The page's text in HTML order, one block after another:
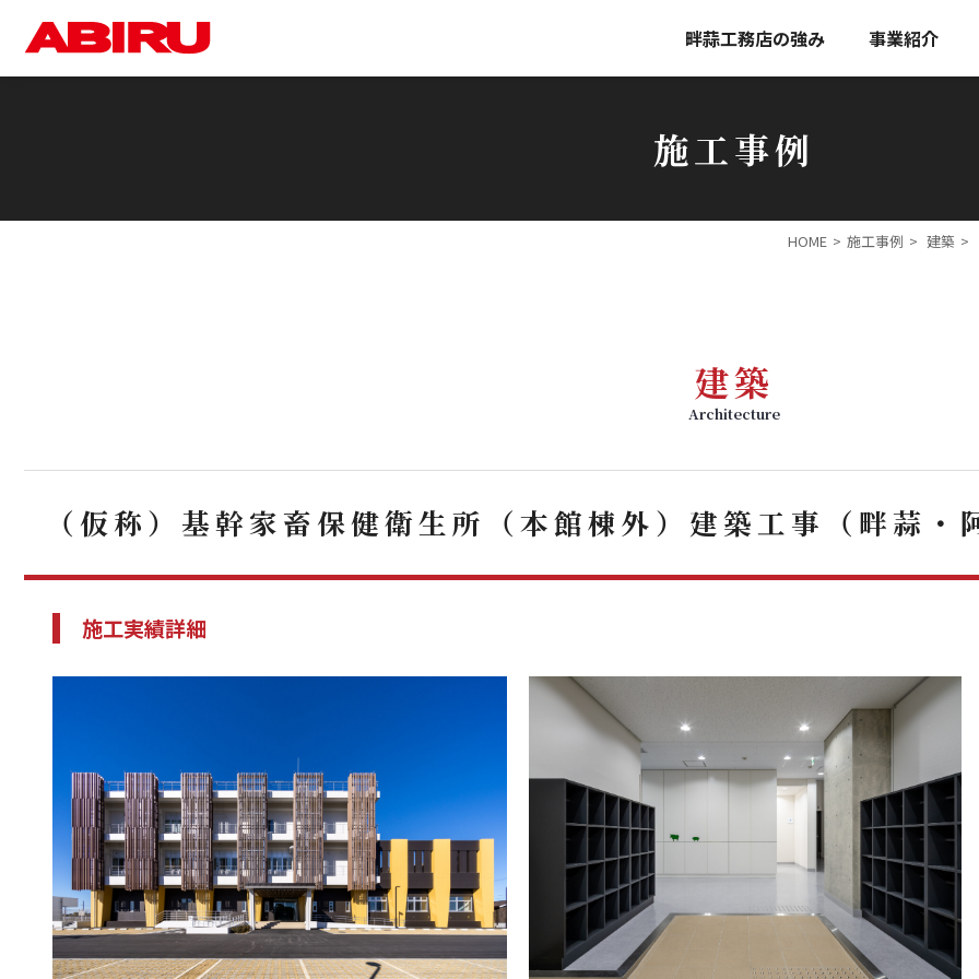
畔蒜工務店の強み 事業紹介
施工事例
HOME 施工事例 建築
建築
Architecture
（仮称）基幹家畜保健衛生所（本館棟外）建築工事（畔蒜・
施工実績詳細